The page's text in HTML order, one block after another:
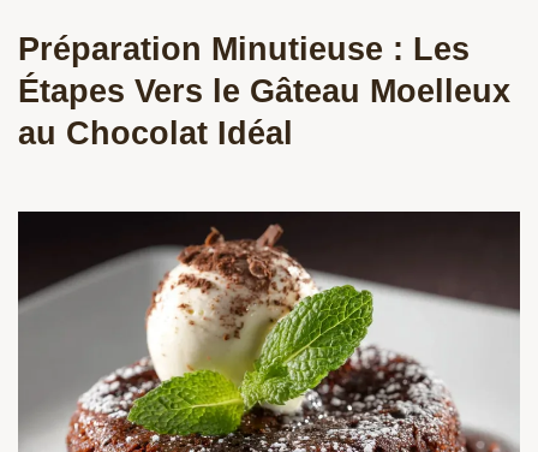
Préparation Minutieuse : Les
Étapes Vers le Gâteau Moelleux
au Chocolat Idéal